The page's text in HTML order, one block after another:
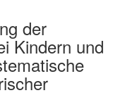
der
Kindern und